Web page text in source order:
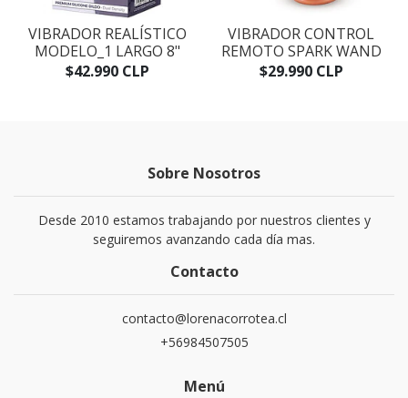
VIBRADOR REALÍSTICO
MODELO_1 LARGO 8"
$42.990 CLP
VIBRADOR CONTROL
REMOTO SPARK WAND
$29.990 CLP
Sobre Nosotros
Desde 2010 estamos trabajando por nuestros clientes y
seguiremos avanzando cada día mas.
Contacto
contacto@lorenacorrotea.cl
+56984507505
Menú